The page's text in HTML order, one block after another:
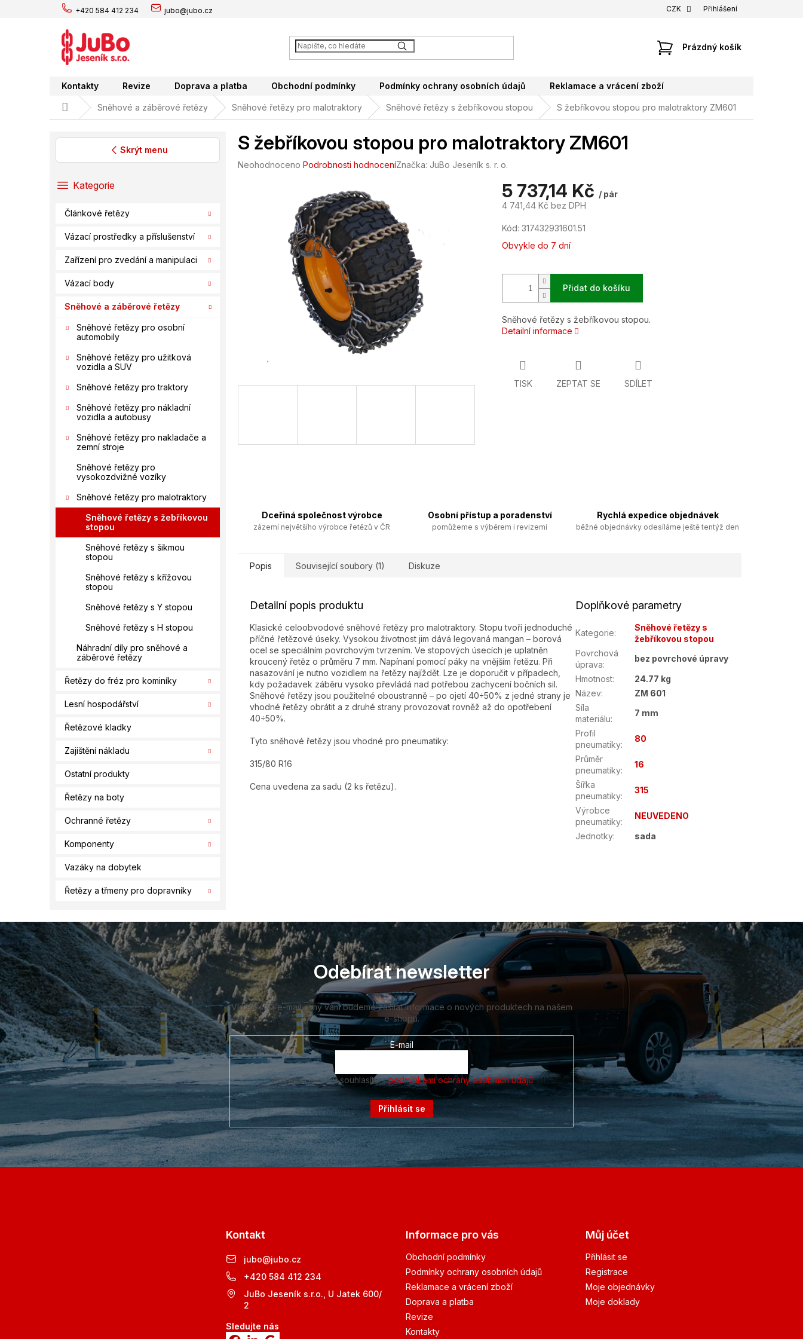
+420 584 412 234 jubo@jubo.cz CZK Přihlášení
NÁKUPNÍ
Prázdný košík
Kontakty Revize Doprava a platba Obchodní podmínky Podmínky ochrany osobních údajů Reklamace a vrácení zboží
Domů Sněhové a záběrové řetězy Sněhové řetězy pro malotraktory Sněhové řetězy s žebříkovou stopou S žebříkovou stopou pro malotraktory ZM601
Skrýt menu
PřeskočitKategorie
Článkové řetězy
Vázací prostředky a příslušenství
Zařízení pro zvedání a manipulaci
Vázací body
Sněhové a záběrové řetězy
Sněhové řetězy pro osobní
automobily
Sněhové řetězy pro užitková
vozidla a SUV
Sněhové řetězy pro traktory
Sněhové řetězy pro nákladní
vozidla a autobusy
Sněhové řetězy pro nakladače a
zemní stroje
Sněhové řetězy pro
vysokozdvižné vozíky
Sněhové řetězy pro malotraktory
Sněhové řetězy s žebříkovou
stopou
Sněhové řetězy s šikmou
stopou
Sněhové řetězy s křížovou
stopou
Sněhové řetězy s Y stopou
Sněhové řetězy s H stopou
Náhradní díly pro sněhové a
záběrové řetězy
Řetězy do fréz pro kominíky
Lesní hospodářství
Řetězové kladky
Zajištění nákladu
Ostatní produkty
Řetězy na boty
Ochranné řetězy
Komponenty
Vazáky na dobytek
Řetězy a třmeny pro dopravníky
S žebříkovou stopou pro malotraktory ZM601
Průměrné
Neohodnoceno Podrobnosti hodnoceníZnačka: JuBo Jeseník s. r. o.
5 737,14 Kč / pár
4 741,44 Kč bez DPH
Měrná
cena:
Kód: 317432931601.51
Obvykle do 7 dní
Přidat do košíku
Sněhové řetězy s žebříkovou stopou.
Detailní informace
TISK ZEPTAT SE SDÍLET
Dceřiná společnost výrobce
zázemí největšího výrobce řetězů v ČR
Osobní přístup a poradenství
pomůžeme s výběrem i revizemi
Rychlá expedice objednávek
běžné objednávky odesíláme ještě tentýž den
Popis Související soubory (1) Diskuze
Detailní popis produktu
Klasické celoobvodové sněhové řetězy pro malotraktory. Stopu tvoří jednoduché
příčné řetězové úseky. Vysokou životnost jim dává legovaná mangan – borová
ocel se speciálním povrchovým tvrzením. Ve stopových úsecích je uplatněn
kroucený řetěz o průměru 7 mm. Napínaní pomocí páky na vnějším řetězu. Při
nasazování je nutno vozidlem na řetězy najíždět. Lze je doporučit v případech,
kdy požadavek záběru vysoko převládá nad potřebou zachycení bočních sil.
Sněhové řetězy jsou použitelné oboustranně – po ojetí 40÷50% z jedné strany je
vhodné řetězy obrátit a z druhé strany provozovat rovněž až do opotřebení
40÷50%.
Tyto sněhové řetězy jsou vhodné pro pneumatiky:
315/80 R16
Cena uvedena za sadu (2 ks řetězu).
Doplňkové parametry
Kategorie:
Sněhové řetězy s
žebříkovou stopou
Povrchová
úprava:
bez povrchové úpravy
Hmotnost:
24.77 kg
Název:
ZM 601
Síla
materiálu:
7 mm
Profil
pneumatiky:
80
Průměr
pneumatiky:
16
Šířka
pneumatiky:
315
Výrobce
pneumatiky:
NEUVEDENO
Jednotky: sada
Z
á
p
a
t
í
Odebírat newsletter
Vložte svůj e-mail a my vám budeme zasílat informace o nových produktech na našem
e-shopu.
E-mail
Vložením e-mailu souhlasíte spodmínkami ochrany osobních údajů
Přihlásit se
Kontakt
jubo@jubo.cz
+420 584 412 234
JuBo Jeseník s.r.o., U Jatek 600/
2
Sledujte nás
Informace pro vás
Obchodní podmínky
Podmínky ochrany osobních údajů
Reklamace a vrácení zboží
Doprava a platba
Revize
Kontakty
Můj účet
Přihlásit se
Registrace
Moje objednávky
Moje doklady